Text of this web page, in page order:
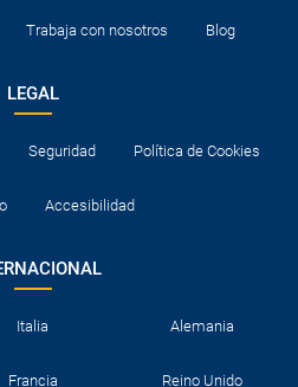
Trabaja con nosotros Blog
LEGAL
Seguridad Política de Cookies
Accesibilidad
Italia Alemania
Francia Reino Unido